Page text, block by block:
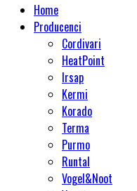
Home
Producenci
Cordivari
HeatPoint
Irsap
Kermi
Korado
Terma
Purmo
Runtal
Vogel&Noot